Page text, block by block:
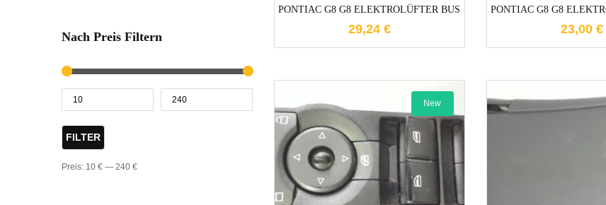
Nach Preis Filtern
FILTER
Preis: 10 € — 240 €
PONTIAC G8 G8 ELEKTROLÜFTER BUS
29,24 €
PONTIAC G8 G8
23,00 €
New
1-3 Werktage